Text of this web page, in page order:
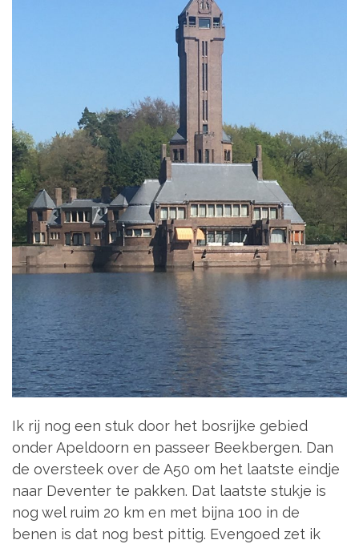
Ik rij nog een stuk door het bosrijke gebied
onder Apeldoorn en passeer Beekbergen. Dan
de oversteek over de A50 om het laatste eindje
naar Deventer te pakken. Dat laatste stukje is
nog wel ruim 20 km en met bijna 100 in de
benen is dat nog best pittig. Evengoed zet ik